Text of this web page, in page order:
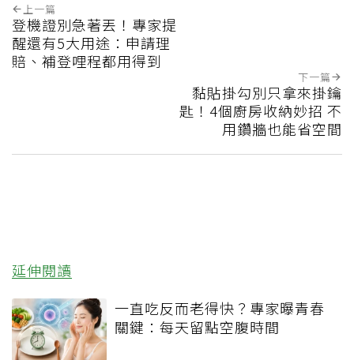
上一篇
登機證別急著丟！專家提
醒還有5大用途：申請理
賠、補登哩程都用得到
下一篇
黏貼掛勾別只拿來掛鑰
匙！4個廚房收納妙招 不
用鑽牆也能省空間
延伸閱讀
一直吃反而老得快？專家曝青春
關鍵：每天留點空腹時間